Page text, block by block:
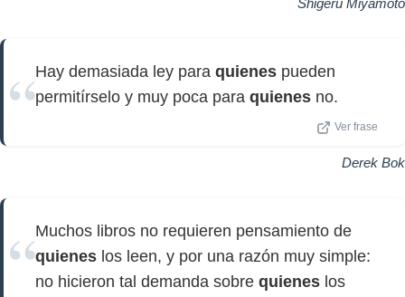
Shigeru Miyamoto
Hay demasiada ley para quienes pueden
permitírselo y muy poca para quienes no.
Ver frase
Derek Bok
Muchos libros no requieren pensamiento de
quienes los leen, y por una razón muy simple:
no hicieron tal demanda sobre quienes los